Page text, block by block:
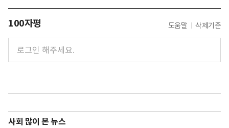
100자평 도움말 삭제기준
사회 많이 본 뉴스